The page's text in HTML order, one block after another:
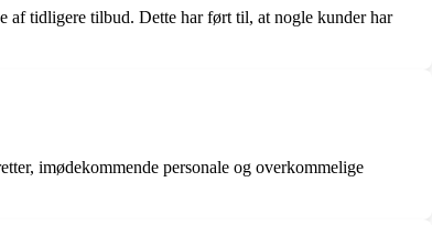
tidligere tilbud. Dette har ført til, at nogle kunder har
imødekommende personale og overkommelige